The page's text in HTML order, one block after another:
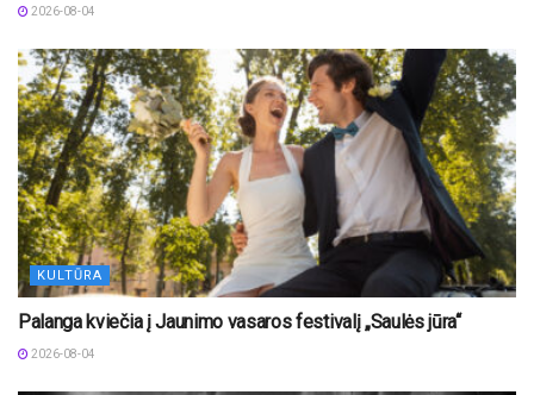
2026-08-04
KULTŪRA
Palanga kviečia į Jaunimo vasaros festivalį „Saulės jūra“
2026-08-04